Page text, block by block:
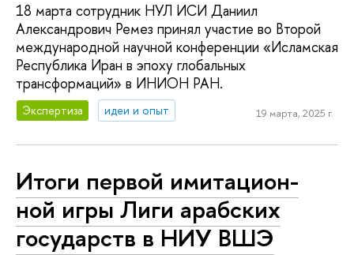
18 марта сотрудник НУЛ ИСИ Даниил
Александрович Ремез принял участие во Второй
международной научной конференции «Исламская
Республика Иран в эпоху глобальных
трансформаций» в ИНИОН РАН.
Экспертиза идеи и опыт 19 марта, 2025 г.
Итоги первой ими­та­ци­он­
ной игры Лиги арабских
государств в НИУ ВШЭ